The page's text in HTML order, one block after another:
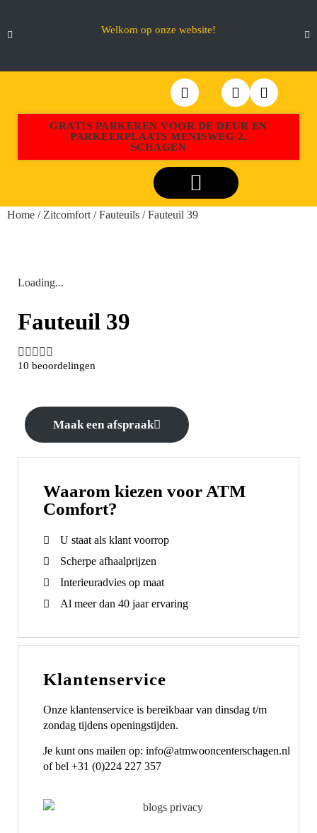
Welkom op onze website!
GRATIS PARKEREN VOOR DE DEUR EN
PARKEERPLAATS MENISWEG 2,
SCHAGEN
Home / Zitcomfort /Fauteuils / Fauteuil 39
Loading...
Fauteuil 39
    
10 beoordelingen
Maak een afspraak
Waarom kiezen voor ATM
Comfort?
U staat als klant voorrop
Scherpe afhaalprijzen
Interieuradvies op maat
Al meer dan 40 jaar ervaring
Klantenservice
Onze klantenservice is bereikbaar van dinsdag t/m
zondag tijdens openingstijden.
Je kunt ons mailen op: info@atmwooncenterschagen.nl
of bel +31 (0)224 227 357